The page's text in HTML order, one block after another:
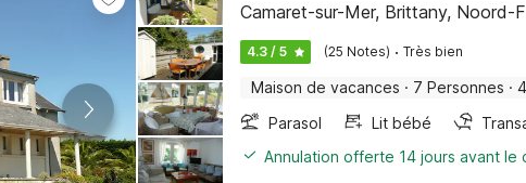
Camaret-sur-Mer, Brittany, Noord-
4.3 / 5 (25 Notes) · Très bien
Maison de vacances · 7 Personnes ·
Parasol
Lit bébé
Annulation offerte 14 jours avant le